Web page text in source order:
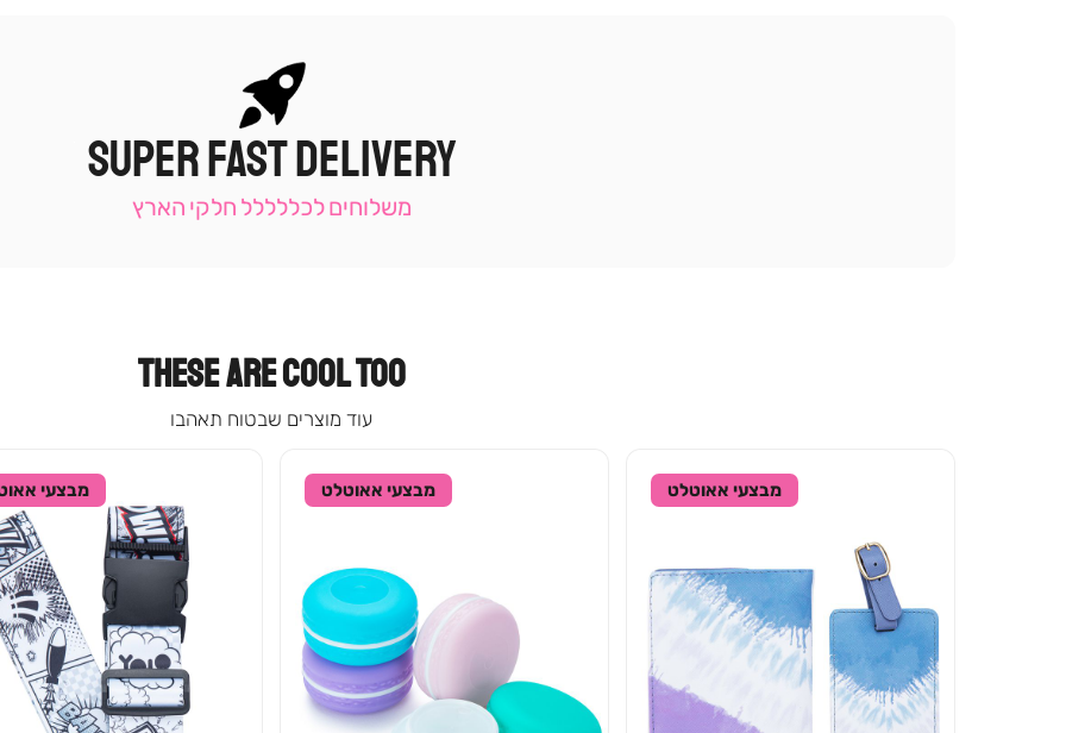
|
תומכי
-
SUPER FAST DELIVERY
משלוחים לכללללל חלקי הארץ
THESE ARE COOL TOO
עוד מוצרים שבטוח תאהבו
מבצעי אאוטלט מבצעי אאוטלט מבצעי